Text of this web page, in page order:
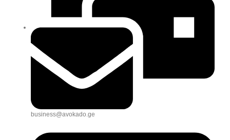
business@avokado.ge